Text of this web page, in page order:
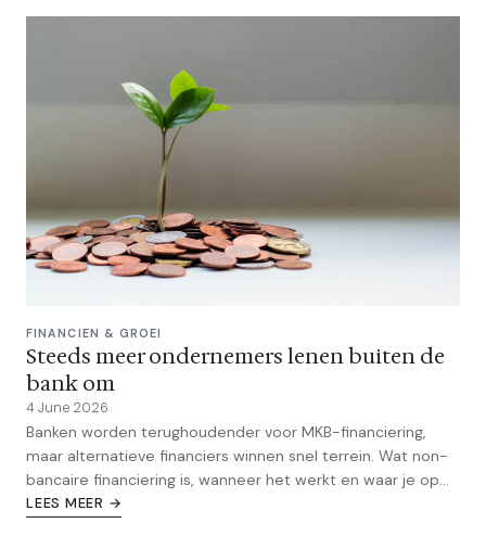
FINANCIEN & GROEI
Steeds meer ondernemers lenen buiten de
bank om
4 June 2026
Banken worden terughoudender voor MKB-financiering,
maar alternatieve financiers winnen snel terrein. Wat non-
bancaire financiering is, wanneer het werkt en waar je op
moet letten.
LEES MEER →